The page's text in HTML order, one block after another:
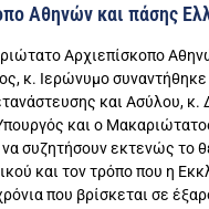
Αθηνών και πάσης
Αρχιεπίσκοπο
κ. Ιερώνυμο
και Ασύλου, κ.
και ο
να συζητήσουν εκτενώς το
και τον τρόπο που η
που βρίσκεται σε